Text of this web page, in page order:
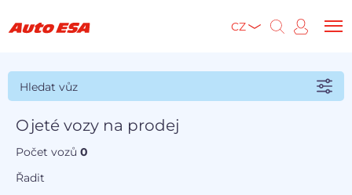
CZ
Hledat vůz
Ojeté vozy na prodej
Počet vozů0
Řadit